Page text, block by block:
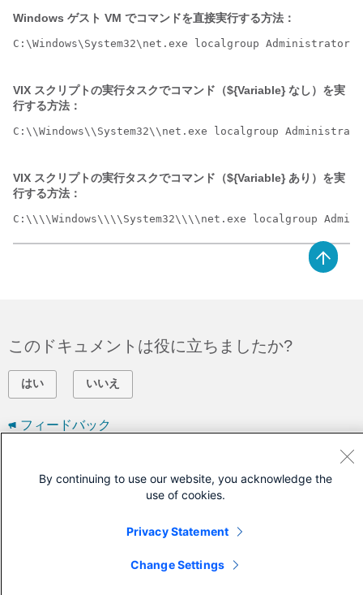
Windows ゲスト VM でコマンドを直接実行する方法：
C:\Windows\System32\net.exe localgroup Administrators
VIX スクリプトの実行タスクでコマンド（${Variable} なし）を実
行する方法：
C:\\Windows\\System32\\net.exe localgroup
VIX スクリプトの実行タスクでコマンド（${Variable} あり）を実
行する方法：
C:\\\\Windows\\\\System32\\\\net.exe localgroup
このドキュメントは役に立ちましたか?
はい いいえ
フィードバック
シスコに問い合わせ
サポート ケースをオープン
シスコ サービス契約が必要です。)
By continuing to use our website, you acknowledge the
use of cookies.
Privacy Statement
Change Settings